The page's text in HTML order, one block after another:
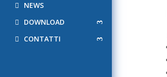
NEWS
DOWNLOAD
CONTATTI